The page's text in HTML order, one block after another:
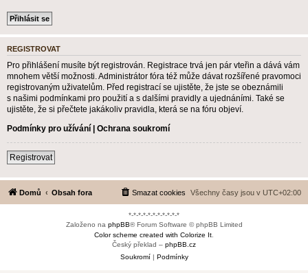
REGISTROVAT
Pro přihlášení musíte být registrován. Registrace trvá jen pár vteřin a dává vám
mnohem větší možnosti. Administrátor fóra též může dávat rozšířené pravomoci
registrovaným uživatelům. Před registrací se ujistěte, že jste se obeznámili
s našimi podmínkami pro použití a s dalšími pravidly a ujednáními. Také se
ujistěte, že si přečtete jakákoliv pravidla, která se na fóru objeví.
Podmínky pro užívání | Ochrana soukromí
Registrovat
Domů Obsah fora Všechny časy jsou v UTC+02:00
Smazat cookies
*-*-*-*-*-*-*-*-*-*-*
Založeno na phpBB® Forum Software © phpBB Limited
Color scheme created with Colorize It
Český překlad – phpBB.cz
Soukromí| Podmínky